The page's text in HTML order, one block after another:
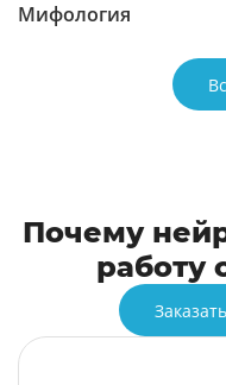
Мифология
Почему
работу